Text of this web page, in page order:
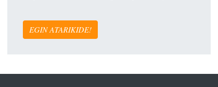
EGIN ATARIKIDE!